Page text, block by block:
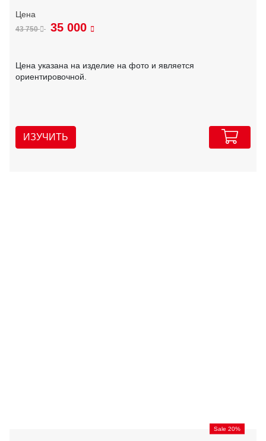
43 750 35 000
Цена указана на изделие на фото и является
ориентировочной.
ИЗУЧИТЬ
Sale 20%